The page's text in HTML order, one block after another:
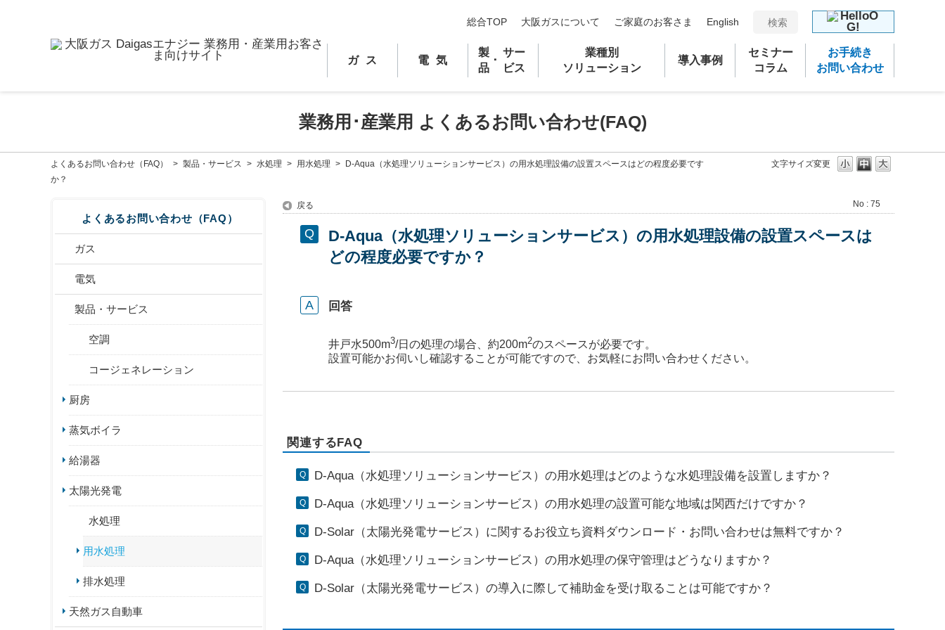
総合TOP 大阪ガスについて ご家庭のお客さま English
ガス 電気
製
品
･
サー
ビス
業種別
ソリューション
導入事例
セミナー
コラム
お手続き
お問い合わせ
業務用 ･ 産業用 よくあるお問い合わせ(FAQ)
文字サイズ変更
よくあるお問い合わせ（FAQ） > 製品・サービス > 水処理 > 用水処理 >
D-Aqua（水処理ソリューションサービス）の用水処理設備の設置スペースはどの程度必要です
か？
よくあるお問い合わせ（FAQ）
ガス
電気
製品・サービス
空調
コージェネレーション
厨房
蒸気ボイラ
給湯器
太陽光発電
水処理
用水処理
排水処理
天然ガス自動車
戻る No : 75
D-Aqua（水処理ソリューションサービス）の用水処理設備の設置スペースは
どの程度必要ですか？
回答
井戸水500m3/日の処理の場合、約200m2のスペースが必要です。
設置可能かお伺いし確認することが可能ですので、お気軽にお問い合わせください。
関連するFAQ
D-Aqua（水処理ソリューションサービス）の用水処理はどのような水処理設備を設置しますか？
D-Aqua（水処理ソリューションサービス）の用水処理の設置可能な地域は関西だけですか？
D-Solar（太陽光発電サービス）に関するお役立ち資料ダウンロード・お問い合わせは無料ですか？
D-Aqua（水処理ソリューションサービス）の用水処理の保守管理はどうなりますか？
D-Solar（太陽光発電サービス）の導入に際して補助金を受け取ることは可能ですか？